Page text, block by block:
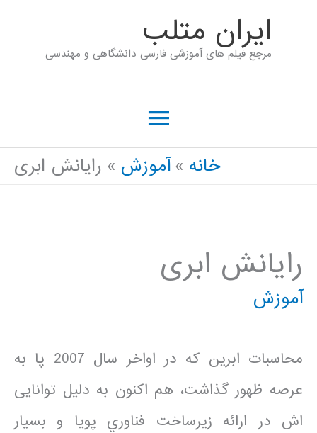
ايران متلب
مرجع فیلم های آموزشی فارسی دانشگاهی و مهندسی
فهرست
اصلی
خانه آموزش رایانش ابری
رایانش ابری
آموزش
محاسبات ابرین که در اواخر سال 2007 پا به
عرصه ظهور گذاشت، هم اکنون به دلیل توانایی
اش در ارائه زیرساخت فناوري پویا و بسیار